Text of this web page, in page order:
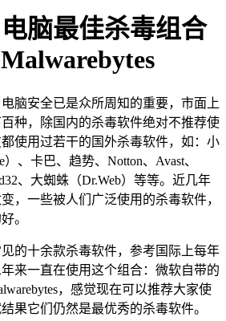
脑最佳杀毒组合
电脑安全已是众所周知的重要，市面上
种，除国内的杀毒软件绝对不推荐使
使用过若干的国外杀毒软件，如：小
、卡巴、趋势、Notton、Avast、
、大蜘蛛（Dr.Web）等等。近几年
，一些被人们广泛使用的杀毒软件，
。
的十余款杀毒软件，参考国际上每年
来一直在使用这个组合：微软自带的
，感觉现在可以推荐大家使
果它们仍然是最优秀的杀毒软件。